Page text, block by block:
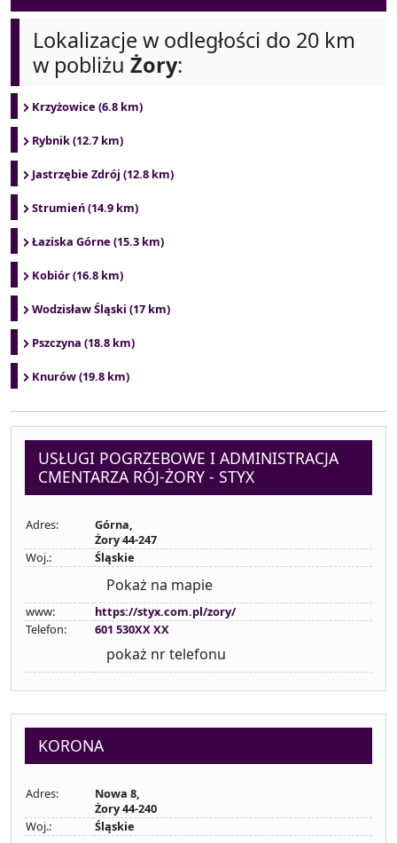
Lokalizacje w odległości do 20 km
w pobliżu Żory:
Krzyżowice (6.8 km)
Rybnik (12.7 km)
Jastrzębie Zdrój (12.8 km)
Strumień (14.9 km)
Łaziska Górne (15.3 km)
Kobiór (16.8 km)
Wodzisław Śląski (17 km)
Pszczyna (18.8 km)
Knurów (19.8 km)
USŁUGI POGRZEBOWE I ADMINISTRACJA
CMENTARZA RÓJ-ŻORY - STYX
Adres:
Górna,
Żory 44-247
Woj.:
Śląskie
Pokaż na mapie
www:
https://styx.com.pl/zory/
Telefon:
601 530XX XX
pokaż nr telefonu
KORONA
Adres:
Nowa 8,
Żory 44-240
Woj.:
Śląskie